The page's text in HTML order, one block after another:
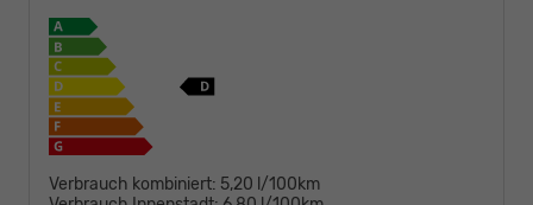
Verbrauch kombiniert: 5,20 l/100km